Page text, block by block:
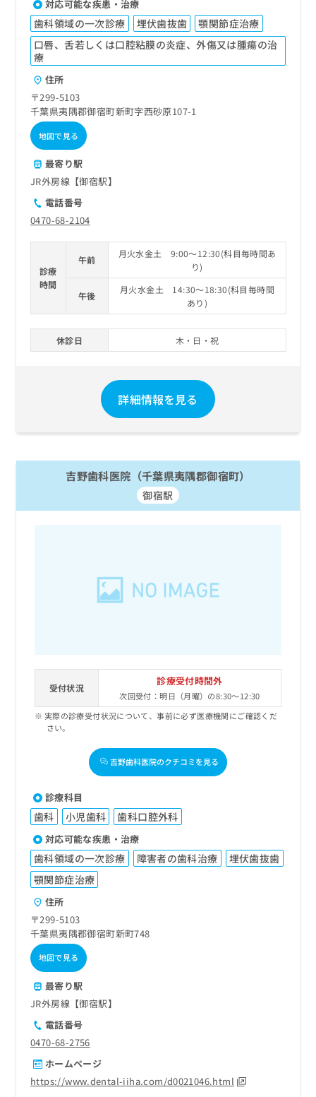
対応可能な疾患・治療
歯科領域の一次診療 埋伏歯抜歯
顎関節症治療
口唇、舌若しくは口腔粘膜の炎症、外傷又は腫瘍の治
療
住所
〒299-5103
千葉県夷隅郡御宿町新町字西砂原107-1
地図で見る
最寄り駅
JR外房線【御宿駅】
電話番号
0470-68-2104
診療
時間
午前
月火水金土 9:00～12:30(科目毎時間あ
り)
午後
月火水金土 14:30～18:30(科目毎時間
あり)
休診日 木・日・祝
詳細情報を見る
吉野歯科医院（千葉県夷隅郡御宿町）
御宿駅
受付状況
診療受付時間外
次回受付：明日（月曜）の8:30～12:30
実際の診療受付状況について、事前に必ず医療機関にご確認くだ
さい。
吉野歯科医院のクチコミを見る
診療科目
歯科 小児歯科 歯科口腔外科
対応可能な疾患・治療
歯科領域の一次診療 障害者の歯科治療
埋伏歯抜歯
顎関節症治療
住所
〒299-5103
千葉県夷隅郡御宿町新町748
地図で見る
最寄り駅
JR外房線【御宿駅】
電話番号
0470-68-2756
ホームページ
https://www.dental-iiha.com/d0021046.html